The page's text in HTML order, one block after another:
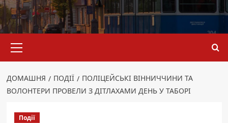
меню
ДОМАШНЯ ПОДІЇ
ПОЛІЦЕЙСЬКІ ВІННИЧЧИНИ ТА
ВОЛОНТЕРИ ПРОВЕЛИ З ДІТЛАХАМИ ДЕНЬ У ТАБОРІ
Події